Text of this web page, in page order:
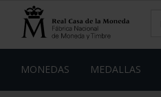
contenido
de
MONEDAS MEDALLAS